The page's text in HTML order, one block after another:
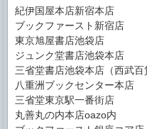
紀伊国屋本店新宿本店
ブックファースト新宿店
東京旭屋書店池袋店
ジュンク堂書店池袋本店
三省堂書店池袋本店（西武百
八重洲ブックセンター本店
三省堂東京駅一番街店
丸善丸の内本店oazo内